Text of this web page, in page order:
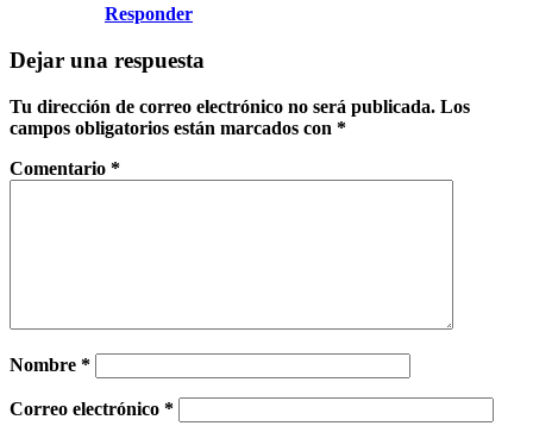
Responder
Dejar una respuesta
Tu dirección de correo electrónico no será publicada. Los
campos obligatorios están marcados con *
Comentario *
Nombre *
Correo electrónico *